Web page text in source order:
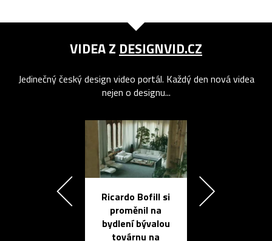
VIDEA Z DESIGNVID.CZ
Jedinečný český design video portál. Každý den nová videa
nejen o designu...
Ricardo Bofill si
proměnil na
bydlení bývalou
továrnu na